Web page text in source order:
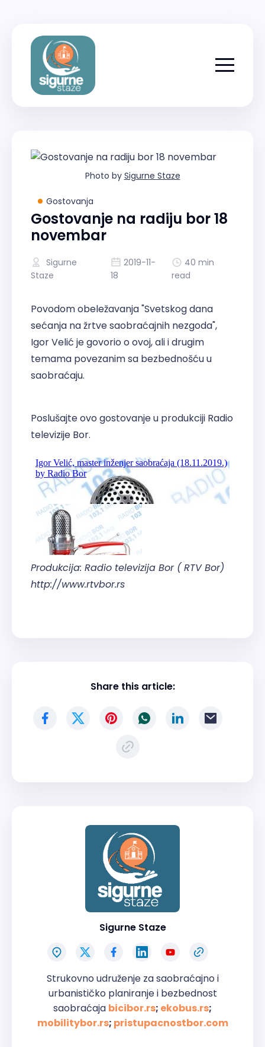
Menu
Photo by Sigurne Staze
Gostovanja
Gostovanje na radiju bor 18
novembar
Sigurne
Staze
2019-11-
18
40 min
read
Povodom obeležavanja "Svetskog dana
sećanja na žrtve saobraćajnih nezgoda",
Igor Velić je govorio o ovoj, ali i drugim
temama povezanim sa bezbednošću u
saobraćaju.
Poslušajte ovo gostovanje u produkciji Radio
televizije Bor.
Produkcija: Radio televizija Bor ( RTV Bor)
http://www.rtvbor.rs
Share this article:
Sigurne Staze
Strukovno udruženje za saobraćajno i
urbanističko planiranje i bezbednost
saobraćaja bicibor.rs; ekobus.rs;
mobilitybor.rs; pristupacnostbor.com